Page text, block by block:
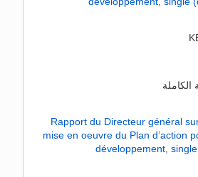
الكاملة